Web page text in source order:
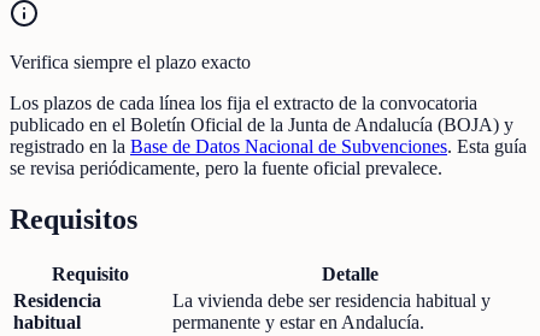
Verifica siempre el plazo exacto
Los plazos de cada línea los fija el extracto de la convocatoria
publicado en el Boletín Oficial de la Junta de Andalucía (BOJA) y
registrado en la Base de Datos Nacional de Subvenciones. Esta guía
se revisa periódicamente, pero la fuente oficial prevalece.
Requisitos
Requisito
Detalle
Residencia
habitual
La vivienda debe ser residencia habitual y
permanente y estar en Andalucía.